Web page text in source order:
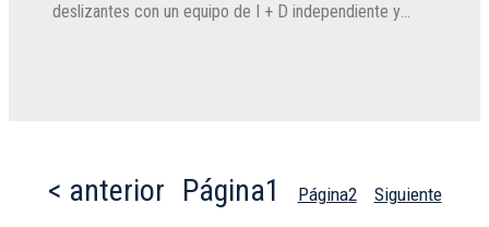
deslizantes con un equipo de I + D independiente y
< anterior Página1 Página2 Siguiente